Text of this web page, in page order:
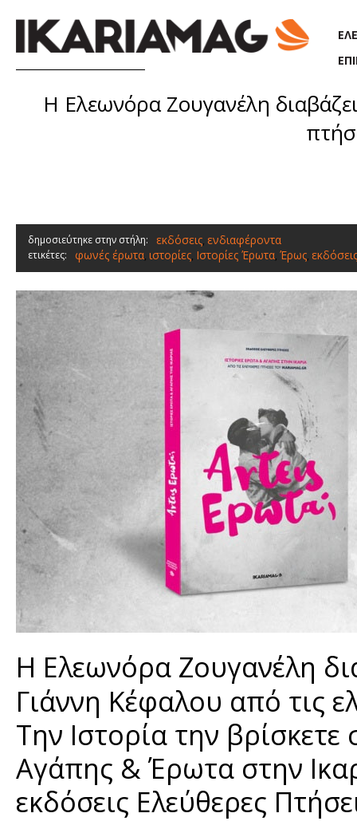
Η Ελεωνόρα Ζουγανέλη
δημοσιεύτηκε στην στήλη: εκδόσεις, ενδιαφέροντα
ετικέτες: φωνές έρωτα, ιστορίες, Ιστορίες Έρωτα, Έρως,
Η Ελεωνόρα Ζουγανέλη
Γιάννη Κέφαλου από τις
Την Ιστορία την
Αγάπης & Έρωτα στην
εκδόσεις Ελεύθερες